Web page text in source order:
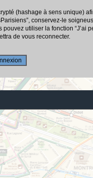
(hashage à sens unique)
conservez-le
pouvez utiliser la fonction
de vous reconnecter.